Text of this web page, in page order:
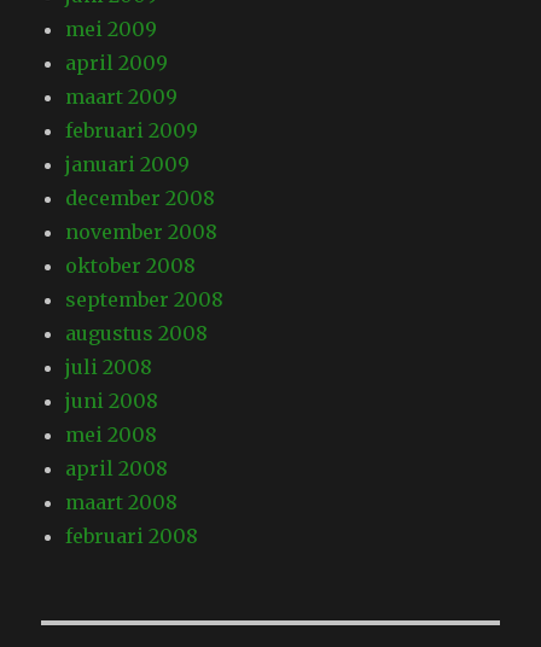
mei 2009
april 2009
maart 2009
februari 2009
januari 2009
december 2008
november 2008
oktober 2008
september 2008
augustus 2008
juli 2008
juni 2008
mei 2008
april 2008
maart 2008
februari 2008